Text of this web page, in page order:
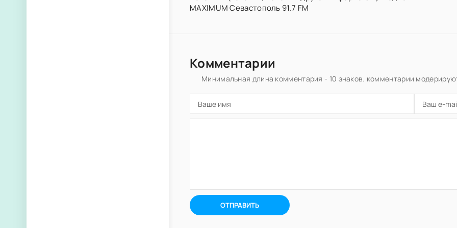
MAXIMUM Севастополь 91.7 FM
Комментарии
Минимальная длина комментария - 10 знаков. комментарии
ОТПРАВИТЬ